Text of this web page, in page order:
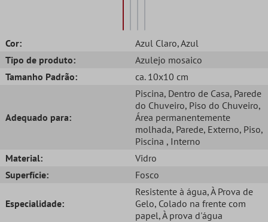
Cor: Azul Claro, Azul
Tipo de produto:
Azulejo mosaico
Tamanho Padrão:
ca. 10x10 cm
Adequado para:
Piscina, Dentro de Casa, Parede
do Chuveiro, Piso do Chuveiro,
Área permanentemente
molhada, Parede, Externo, Piso,
Piscina , Interno
Material:
Vidro
Superfície:
Fosco
Especialidade:
Resistente à água, À Prova de
Gelo, Colado na frente com
papel, À prova d'água